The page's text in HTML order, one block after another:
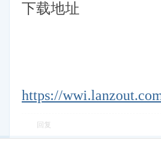
下载地址
https://
回复